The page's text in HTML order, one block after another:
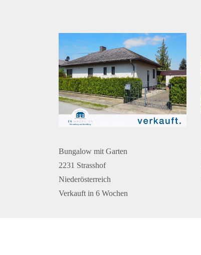
Bungalow mit Garten
2231 Strasshof
Niederösterreich
Verkauft in 6 Wochen